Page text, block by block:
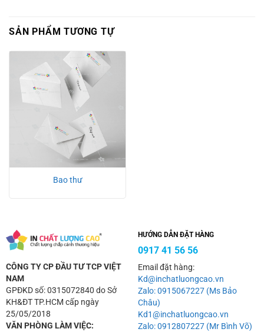
SẢN PHẨM TƯƠNG TỰ
Bao thư
CÔNG TY CP ĐẦU TƯ TCP VIỆT
NAM
GPĐKD số: 0315072840 do Sở
KH&ĐT TP.HCM cấp ngày
25/05/2018
VĂN PHÒNG LÀM VIỆC:
HƯỚNG DẪN ĐẶT HÀNG
0917 41 56 56
Email đặt hàng:
Kd@inchatluongcao.vn
Zalo: 0915067227 (Ms Bảo
Châu)
Kd1@inchatluongcao.vn
Zalo: 0912807227 (Mr Bình Võ)